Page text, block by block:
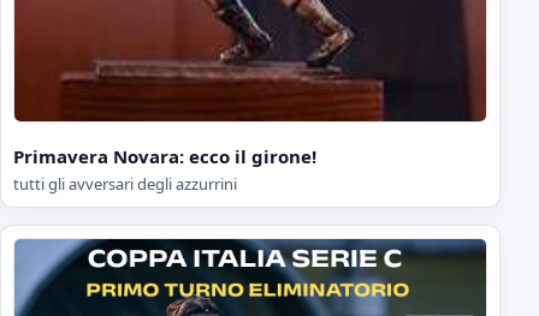
Primavera Novara: ecco il girone!
tutti gli avversari degli azzurrini